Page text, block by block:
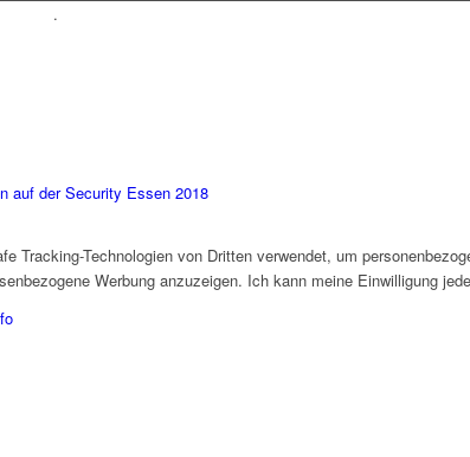
.
auf der Security Essen 2018
Tracking-Technologien von Dritten verwendet, um
Werbung anzuzeigen. Ich kann meine Einwilligung